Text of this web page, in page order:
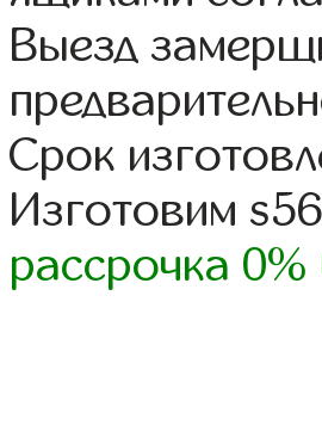
Выезд
Срок
Изготовим
рассрочка